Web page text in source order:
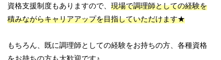
資格支援制度もありますので、 現場で調理師としての経験を
積みながらキャリアアップを目指していただけます★
もちろん、既に調理師としての経験をお持ちの方、各種資格
をお持ちの方も大歓迎です♪